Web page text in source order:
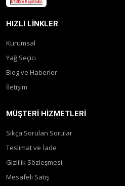
HIZLI LINKLER
Kurumsal
Yağ Seçici
Blog ve Haberler
İletişim
MÜŞTERI HIZMETLERI
Sıkça Sorulan Sorular
Teslimat ve İade
Gizlilik Sözleşmesi
Mesafeli Satış